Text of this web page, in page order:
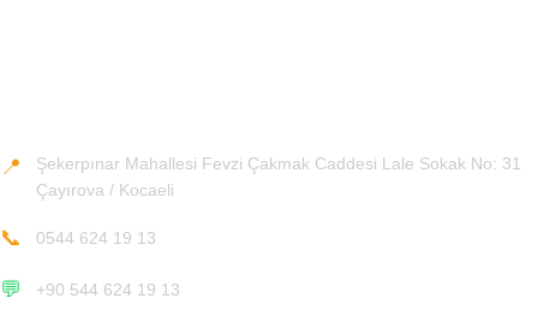
📍
Şekerpınar Mahallesi Fevzi Çakmak Caddesi Lale Sokak No: 31
Çayırova / Kocaeli
📞 0544 624 19 13
💬 +90 544 624 19 13